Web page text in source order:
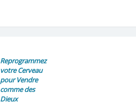
Reprogrammez
votre Cerveau
pour Vendre
comme des
Dieux